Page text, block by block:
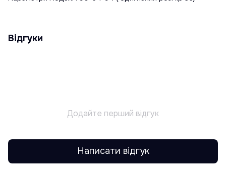
Відгуки
Додайте перший відгук
Написати відгук